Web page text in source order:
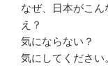
なぜ、日本がこん
え？
気にならない？
気にしてください